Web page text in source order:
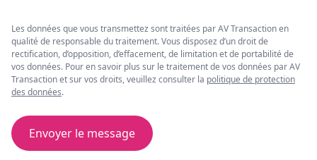
Les données que vous transmettez sont traitées par AV Transaction en
qualité de responsable du traitement. Vous disposez d’un droit de
rectification, d’opposition, d’effacement, de limitation et de portabilité de
vos données. Pour en savoir plus sur le traitement de vos données par AV
Transaction et sur vos droits, veuillez consulter la politique de protection
des données.
Envoyer le message